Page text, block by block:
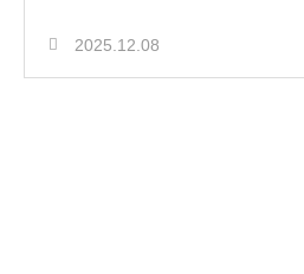
2025.12.08